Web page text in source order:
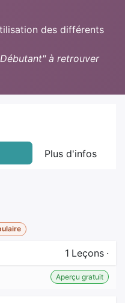
des différents
à retrouver
Plus d'infos
1 Leçons ·
Aperçu gratuit